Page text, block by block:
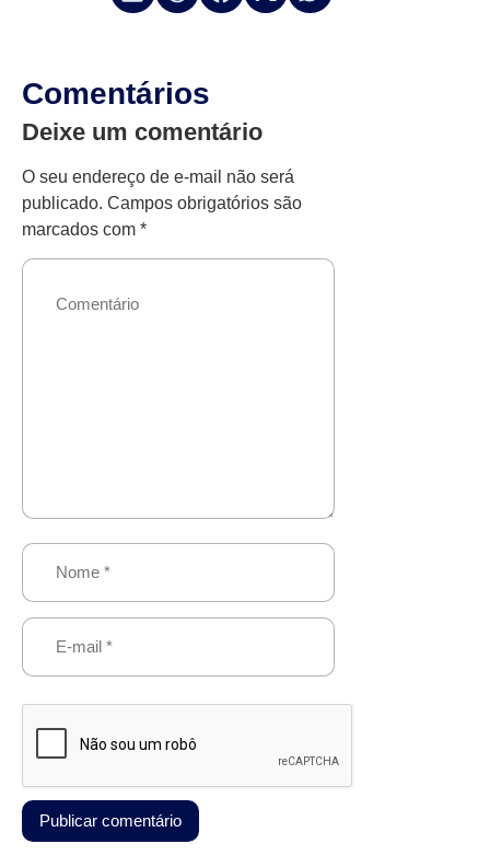
Comentários
Deixe um comentário
O seu endereço de e-mail não será
publicado. Campos obrigatórios são
marcados com *